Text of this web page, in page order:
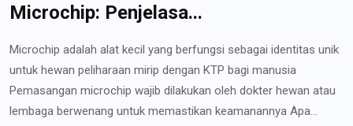
Microchip: Penjelasa...
Microchip adalah alat kecil yang berfungsi sebagai identitas unik
untuk hewan peliharaan mirip dengan KTP bagi manusia
Pemasangan microchip wajib dilakukan oleh dokter hewan atau
lembaga berwenang untuk memastikan keamanannya Apa...